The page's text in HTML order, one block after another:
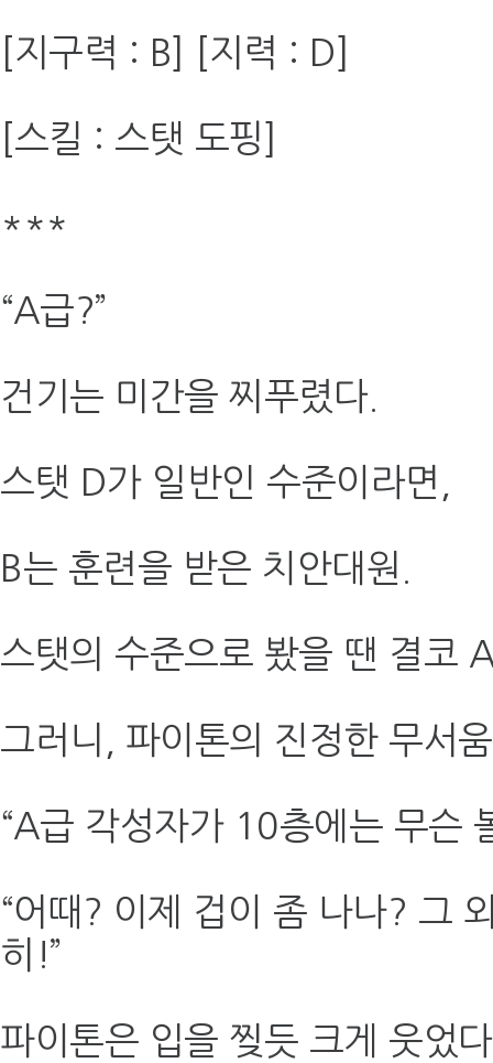
[지구력 : B] [지력 : D]
[스킬 : 스탯 도핑]
***
“A급?”
건기는 미간을 찌푸렸다.
스탯 D가 일반인 수준이라면,
B는 훈련을 받은 치안대원.
스탯의 수준으로 봤을 땐 결코
그러니, 파이톤의 진정한 무서
“A급 각성자가 10층에는 무슨
“어때? 이제 겁이 좀 나나? 그
히!”
파이톤은 입을 찢듯 크게 웃었